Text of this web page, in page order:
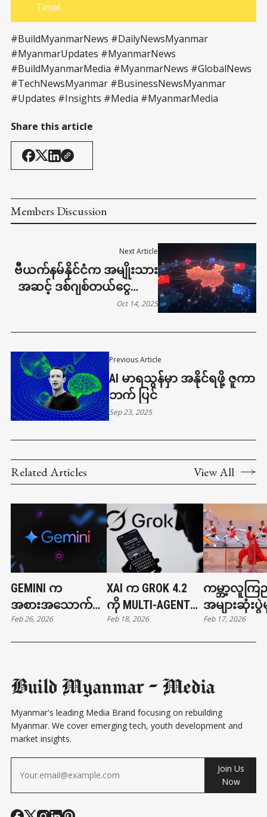
Time!
#BuildMyanmarNews #DailyNewsMyanmar
#MyanmarUpdates #MyanmarNews
#BuildMyanmarMedia #MyanmarNews #GlobalNews
#TechNewsMyanmar #BusinessNewsMyanmar
#Updates #Insights #Media #MyanmarMedia
Share this article
Members Discussion
Previous Article
AI မာရသွန်မှာ အနိုင်ရဖို့ ဇူကာ
ဘက် ပြင်
Sep 23, 2025
Next Article
ဗီယက်နမ်နိုင်ငံက အမျိုးသား
အဆင့် ဒစ်ဂျစ်တယ်ငွေကြေး
စနစ်ကို တည်ဆောက်
Oct 14, 2025
Related Articles View All
GEMINI က
အစားအသောက်မှာ
တာနဲ့ ကားခေါ်တာ
တွေ လုပ်ပေးနိုင်ပြီ
Feb 26, 2026
XAI က GROK 4.2
ကို MULTI-AGENT
ARCHITECTURE နဲ့
မိတ်ဆက်
Feb 18, 2026
ကမ္ဘာ့လူကြ
အများဆုံးပွဲ
တရုတ်စက်
ကွန်ဖူးကစား
Feb 17, 2026
Build Myanmar - Media
Myanmar's leading Media Brand focusing on rebuilding
Myanmar. We cover emerging tech, youth development and
market insights.
Join Us
Now